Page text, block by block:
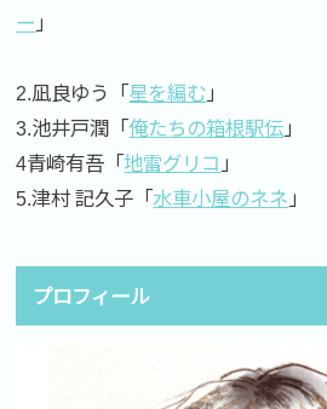
ー 」
2.凪良ゆう「星を編む 」
3.池井戸潤「俺たちの箱根駅伝 」
4青崎有吾「地雷グリコ 」
5.津村 記久子「水車小屋のネネ 」
プロフィール